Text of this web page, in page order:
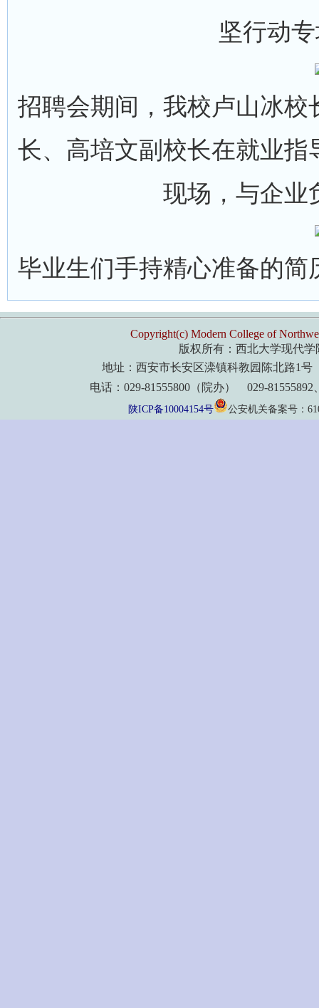
坚行动
招聘会期间，我校卢山冰
长、高培文副校长在就业
现场，与企业
毕业生们手持精心准备的
Copyright(c) Modern College of
版权所有：西北大学现代学
地址：西安市长安区滦镇科教园陈北路1
电话：029-81555800（院办） 029-81555892
陕ICP备10004154号 公安机关备案号：